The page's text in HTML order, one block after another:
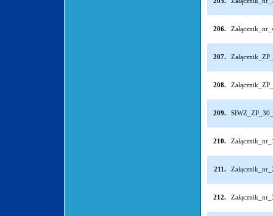
206.
207.
208.
209.
210.
211.
212.